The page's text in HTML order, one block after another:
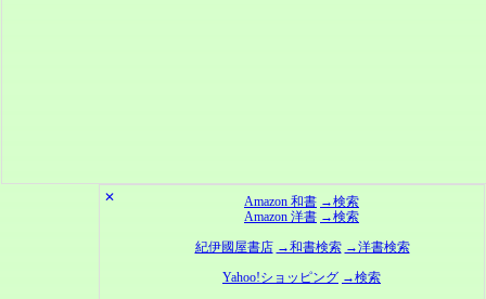
✕ Amazon 和書 →検索
Amazon 洋書 →検索
紀伊國屋書店 →和書検索 →洋書検索
Yahoo!ショッピング →検索